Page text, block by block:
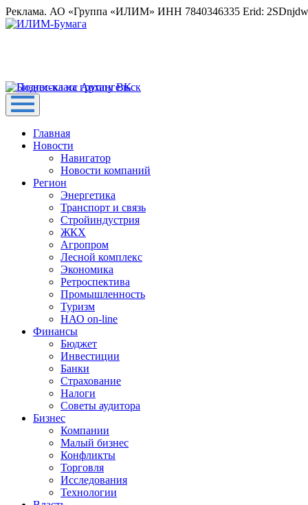
Реклама. АО «Группа «ИЛИМ» ИНН 7840346335 Erid:
Главная
Новости
Навигатор
Новости компаний
Регион
Энергетика
Транспорт и связь
Стройиндустрия
ЖКХ
Агропром
Лесной комплекс
Экономика
Ретроспектива
Промышленность
Туризм
НАО on-line
Финансы
Бюджет
Инвестиции
Банки
Страхование
Налоги
Советы аудитора
Бизнес
Компании
Малый бизнес
Конфликты
Торговля
Исследования
Технологии